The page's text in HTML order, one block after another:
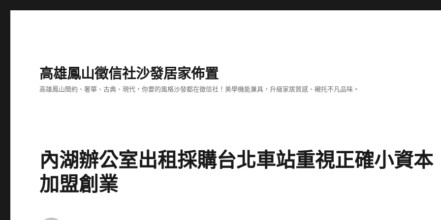
高雄鳳山徵信社沙發居家佈置
高雄鳳山簡約、奢華、古典、現代，你要的風格沙發都在徵信社！美學機能兼具，升級家居質感、襯托不凡品味。
內湖辦公室出租採購台北車站重視正確小資本
加盟創業